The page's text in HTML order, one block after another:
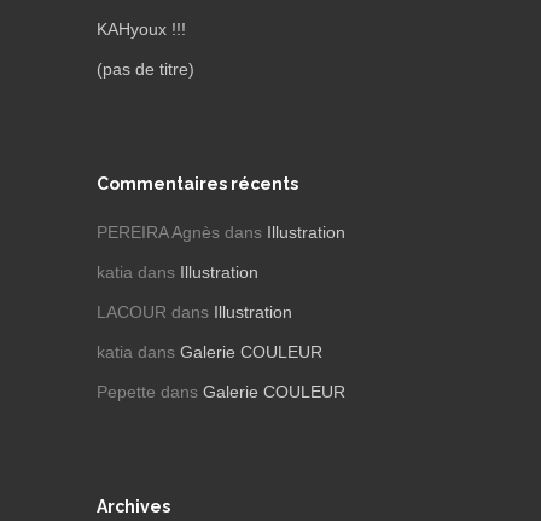
KAHyoux !!!
(pas de titre)
Commentaires récents
PEREIRA Agnès dans Illustration
katia dans Illustration
LACOUR dans Illustration
katia dans Galerie COULEUR
Pepette dans Galerie COULEUR
Archives